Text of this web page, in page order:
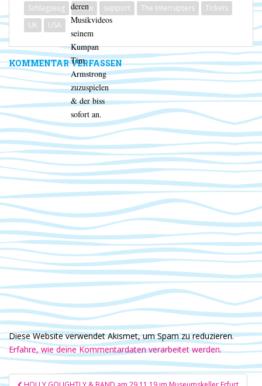
deren
Musikvideos
seinem
Kumpan
Tim
Armstrong
zuzuspielen
& der biss
sofort an.
Schlagzeug
Show support The Interrupters
Tickets
UK
USA
KOMMENTAR VERFASSEN
Diese Website verwendet Akismet, um Spam zu reduzieren.
Erfahre, wie deine Kommentardaten verarbeitet werden.
Beitragsnavigation